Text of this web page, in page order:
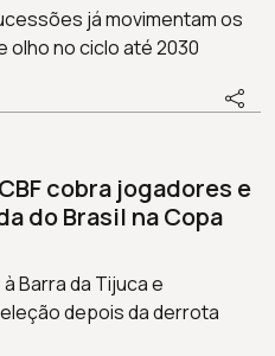
já movimentam os
no ciclo até 2030
cobra jogadores e
do Brasil na Copa
Barra da Tijuca e
depois da derrota